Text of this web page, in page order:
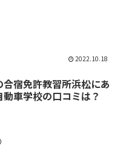
2022.10.18
合宿免許教習所浜松にあ
動車学校の口コミは？